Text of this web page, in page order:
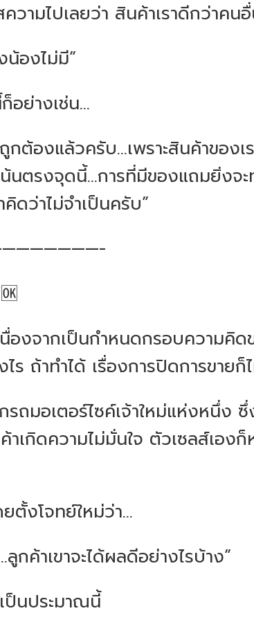
ามไปเลยว่า สินค้าเราดีกว่าคน
น้องไม่มี”
ย่างเช่น...
องแล้วครับ...เพราะสินค้าของเ
นตรงจุดนี้...การที่มีของแถมยิ่งจะ
ดว่าไม่จำเป็นครับ”
องจากเป็นกำหนดกรอบความคิด
ร ถ้าทำได้ เรื่องการปิดการขายก็
รถมอเตอร์ไซค์เจ้าใหม่แห่งหนึ่ง
เกิดความไม่มั่นใจ ตัวเซลส์เอง
ตั้งโจทย์ใหม่ว่า...
กค้าเขาจะได้ผลดีอย่างไรบ้าง”
ป็นประมาณนี้